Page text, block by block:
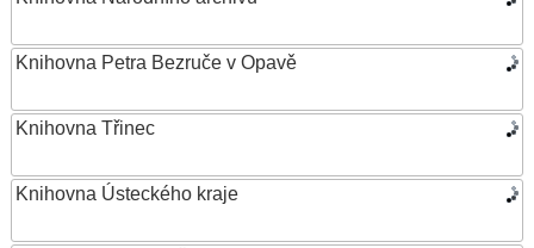
Knihovna Petra Bezruče v Opavě
Knihovna Třinec
Knihovna Ústeckého kraje